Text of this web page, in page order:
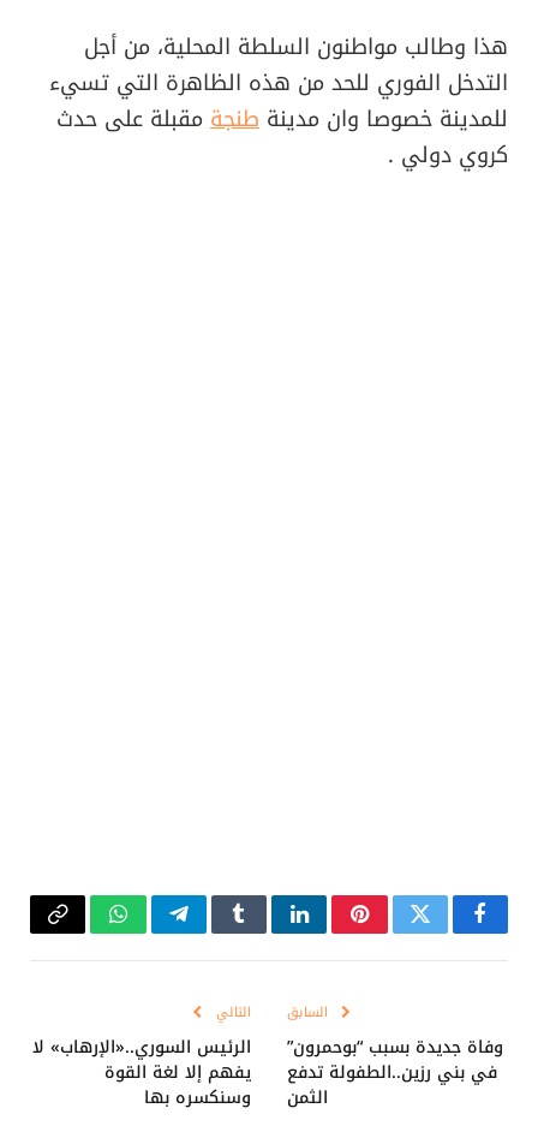
هذا وطالب مواطنون السلطة المحلية، من أجل
التدخل الفوري للحد من هذه الظاهرة التي تسيء
للمدينة خصوصا وان مدينة طنجةمقبلة على حدث
كروي دولي .
فيسبوكتويتر بينتيريستلينكدإنTumblrتيلقرامواتسابCopy
السابق
وفاة جديدة بسبب “بوحمرون”
في بني رزين..الطفولة تدفع
الثمن
التالي
الرئيس السوري..«الإرهاب» لا
يفهم إلا لغة القوة
وسنكسره بها